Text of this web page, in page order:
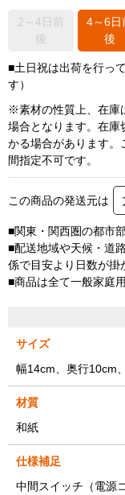
2～4日前
後
4～6日
後
■土日祝は出荷を行っ
す）
※素材の性質上、在庫
場合となります。在庫
かる場合があります
間指定不可です。
この商品の発送元は
■関東・関西圏の都市
■配送地域や天候・道
係で目安より日数が掛
■商品は全て一般家庭
サイズ
幅14cm、奥行10cm
材質
和紙
仕様補足
中間スイッチ（電源